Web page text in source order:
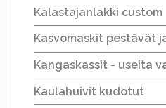
Kalastajanlakki custom
Kasvomaskit pestävät
Kangaskassit - useita
Kaulahuivit kudotut